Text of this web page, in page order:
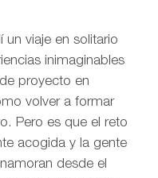
viaje en solitario
inimaginables
proyecto en
volver a formar
Pero es que el reto
acogida y la gente
desde el